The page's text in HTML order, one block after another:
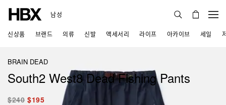
남성
신상품 브랜드 의류 신발 액세서리 라이프 아카이브 세일
BRAIN DEAD
South2 West8 Dead Fishing Pants
$240 $195